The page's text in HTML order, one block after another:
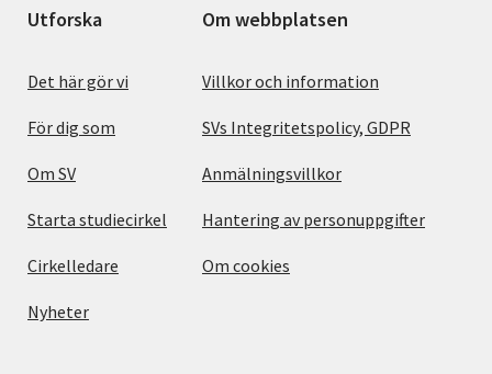
Utforska
Det här gör vi
För dig som
Om SV
Starta studiecirkel
Cirkelledare
Nyheter
Om webbplatsen
Villkor och information
SVs Integritetspolicy, GDPR
Anmälningsvillkor
Hantering av personuppgifter
Om cookies